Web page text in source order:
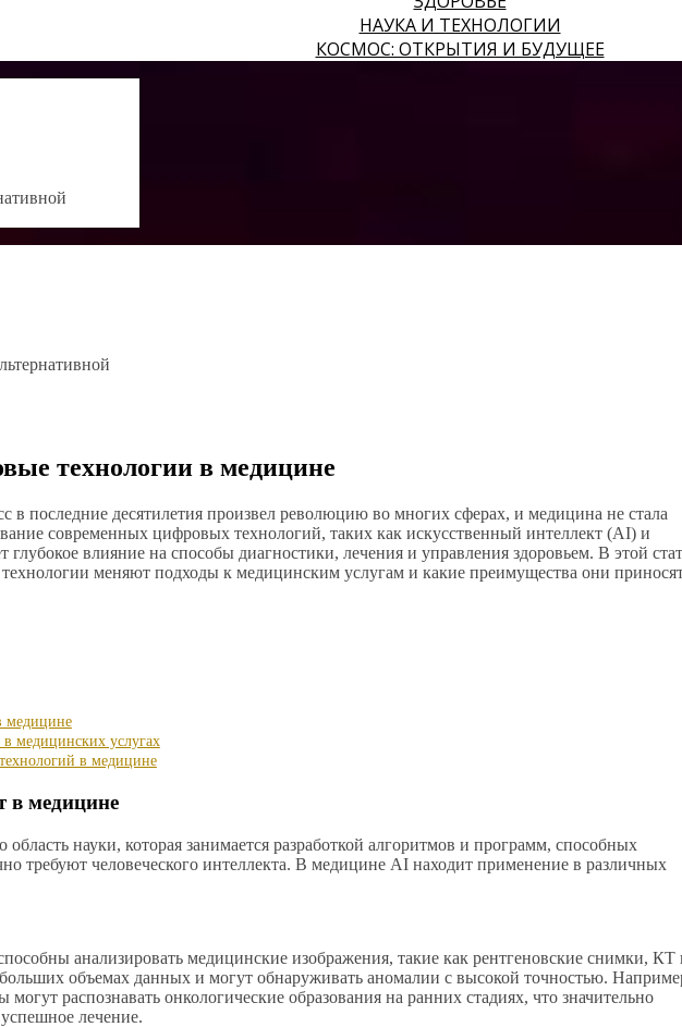
НАУКА И ТЕХНОЛОГИИ
КОСМОС: ОТКРЫТИЯ И БУДУЩЕЕ
технологии в медицине
в последние десятилетия произвел революцию во многих сферах, и медицина не стала
современных цифровых технологий, таких как искусственный интеллект (AI) и
глубокое влияние на способы диагностики, лечения и управления здоровьем. В этой
меняют подходы к медицинским услугам и какие преимущества они
медицине
медицинских услугах
в медицине
в медицине
науки, которая занимается разработкой алгоритмов и программ, способных
требуют человеческого интеллекта. В медицине AI находит применение в различных
анализировать медицинские изображения, такие как рентгеновские снимки, КТ
объемах данных и могут обнаруживать аномалии с высокой точностью.
могут распознавать онкологические образования на ранних стадиях, что значительно
лечение.